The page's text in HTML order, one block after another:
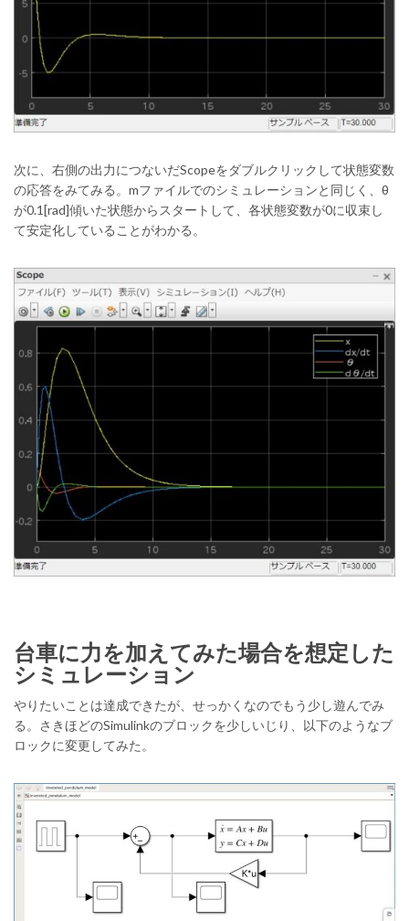
次に、右側の出力につないだScopeをダブルクリックして状態変数
の応答をみてみる。mファイルでのシミュレーションと同じく、θ
が0.1[rad]傾いた状態からスタートして、各状態変数が0に収束し
て安定化していることがわかる。
台車に力を加えてみた場合を想定した
シミュレーション
やりたいことは達成できたが、せっかくなのでもう少し遊んでみ
る。さきほどのSimulinkのブロックを少しいじり、以下のようなブ
ロックに変更してみた。